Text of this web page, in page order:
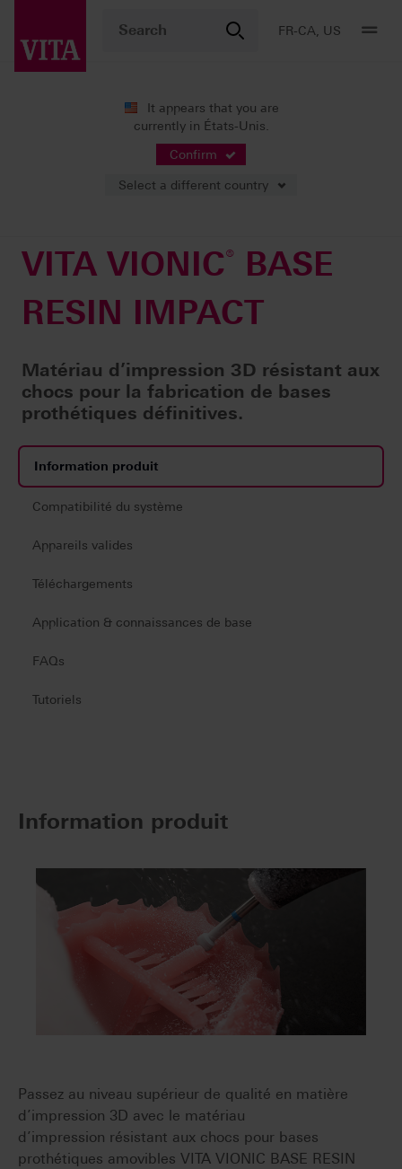
FR-CA, US
It appears that you are
currently in États-Unis.
Confirm
Select a different country
Prothèses numériques
Impression 3D
BASE RESIN IMPACT
VITA VIONIC®
BASE
RESIN IMPACT
Matériau d’impression 3D résistant aux
chocs pour la fabrication de bases
prothétiques définitives.
Information produit
Compatibilité du système
Appareils valides
Téléchargements
Application & connaissances de base
FAQs
Tutoriels
Information produit
Passez au niveau supérieur de qualité en matière
d’impression 3D avec le matériau
d’impression résistant aux chocs pour bases
prothétiques amovibles VITA VIONIC BASE RESIN